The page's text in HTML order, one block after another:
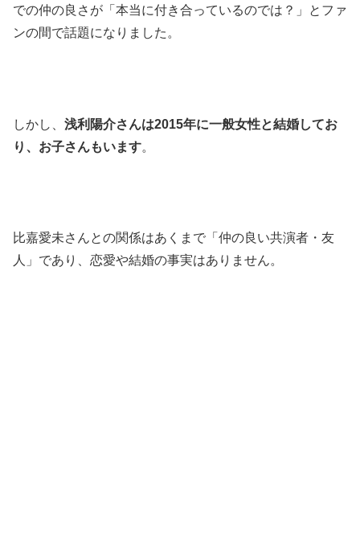
での仲の良さが「本当に付き合っているのでは？」とファ
ンの間で話題になりました。
しかし、 浅利陽介さんは2015年に一般女性と結婚してお
り、お子さんもいます。
比嘉愛未さんとの関係はあくまで「仲の良い共演者・友
人」であり、恋愛や結婚の事実はありません。